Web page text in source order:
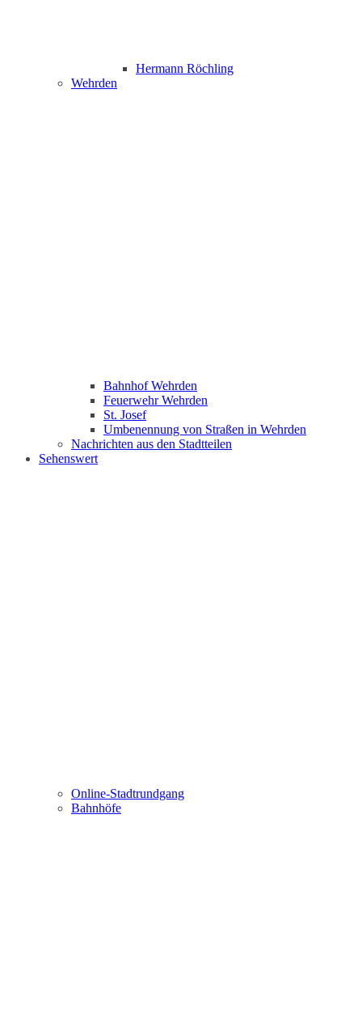
Hermann Röchling
Wehrden
Bahnhof Wehrden
Feuerwehr Wehrden
St. Josef
Umbenennung von Straßen in Wehrden
Nachrichten aus den Stadtteilen
Sehenswert
Online-Stadtrundgang
Bahnhöfe